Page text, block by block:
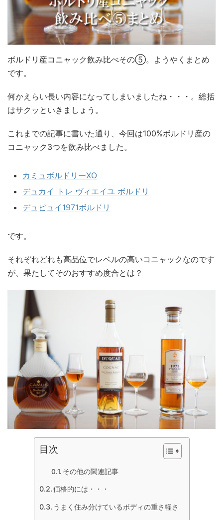
ボルドリ産コニャック飲み比べその⑤。ようやくまとめ
です。
何かえらい長い内容になってしまいましたね・・・。総括
はサクッといきましょう。
これまでの記事に書いた通り、今回は100%ボルドリ産の
コニャック3つを飲み比べました。
カミュボルドリーXO
デュカイ トレ ヴィエイユ ボルドリ
デュピュイ1971ボルドリ
です。
それぞれどれも高品位でレベルの高いコニャックなのです
が、果たしてそのおすすめ度合とは？
目次
その他の関連記事
価格的には・・・
うまく住み分けているボディの重さ軽さ